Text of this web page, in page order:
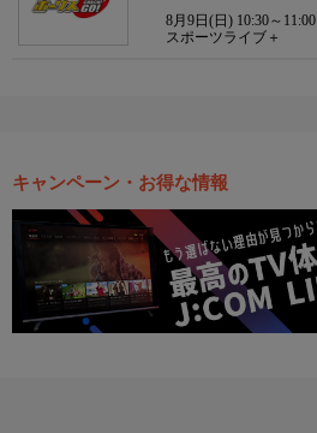
8月9日(日) 10:30～11:00
スポーツライブ＋
キャンペーン・お得な情報